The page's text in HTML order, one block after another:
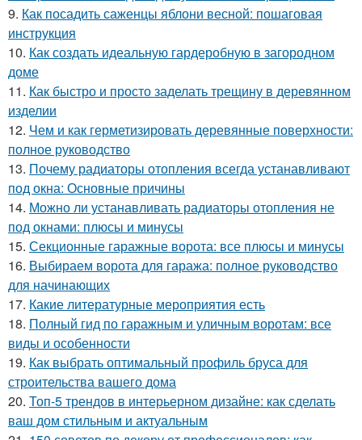
9. Как посадить саженцы яблони весной: пошаговая
инструкция
10. Как создать идеальную гардеробную в загородном
доме
11. Как быстро и просто заделать трещину в деревянном
изделии
12. Чем и как герметизировать деревянные поверхности:
полное руководство
13. Почему радиаторы отопления всегда устанавливают
под окна: Основные причины
14. Можно ли устанавливать радиаторы отопления не
под окнами: плюсы и минусы
15. Секционные гаражные ворота: все плюсы и минусы
16. Выбираем ворота для гаража: полное руководство
для начинающих
17. Какие литературные мероприятия есть
18. Полный гид по гаражным и уличным воротам: все
виды и особенности
19. Как выбрать оптимальный профиль бруса для
строительства вашего дома
20. Топ-5 трендов в интерьерном дизайне: как сделать
ваш дом стильным и актуальным